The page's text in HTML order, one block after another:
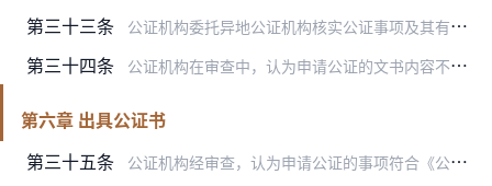
第三十三条 公证机构委托异地公证机构核实公证事项及其有关证明材料的，应当出具委托核实函，对需要核实的事项及内容提出明确的要求。受委托的公证机构收到委托函后，应当在一个月内完…
第三十四条 公证机构在审查中，认为申请公证的文书内容不完备、表达不准确的，应当指导当事人补正或者修改。当事人拒绝补正、修改的，应当在工作记录中注明。
第六章 出具公证书
第三十五条
公证机构经审查，认为申请公证的事项符合《公证法》、本规则及有关办证规则规定的，应当自受理之日起十五个工作日内向当事人出具公证书。